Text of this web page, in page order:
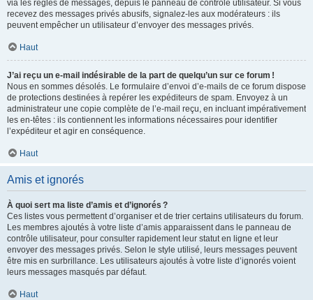
via les règles de messages, depuis le panneau de contrôle utilisateur. Si vous
recevez des messages privés abusifs, signalez-les aux modérateurs : ils
peuvent empêcher un utilisateur d’envoyer des messages privés.
Haut
J’ai reçu un e-mail indésirable de la part de quelqu’un sur ce forum !
Nous en sommes désolés. Le formulaire d’envoi d’e-mails de ce forum dispose
de protections destinées à repérer les expéditeurs de spam. Envoyez à un
administrateur une copie complète de l’e-mail reçu, en incluant impérativement
les en-têtes : ils contiennent les informations nécessaires pour identifier
l’expéditeur et agir en conséquence.
Haut
Amis et ignorés
À quoi sert ma liste d’amis et d’ignorés ?
Ces listes vous permettent d’organiser et de trier certains utilisateurs du forum.
Les membres ajoutés à votre liste d’amis apparaissent dans le panneau de
contrôle utilisateur, pour consulter rapidement leur statut en ligne et leur
envoyer des messages privés. Selon le style utilisé, leurs messages peuvent
être mis en surbrillance. Les utilisateurs ajoutés à votre liste d’ignorés voient
leurs messages masqués par défaut.
Haut